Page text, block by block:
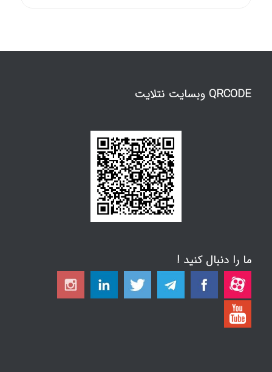
QRCODE وبسایت نتلایت
ما را دنبال کنید !